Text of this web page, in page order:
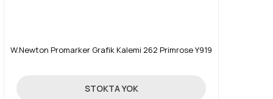
W.Newton Promarker Grafik Kalemi 262 Primrose Y919
19,90 TL
STOKTA YOK